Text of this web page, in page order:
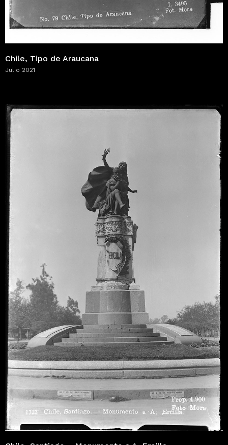
Chile, Tipo de Araucana
Julio 2021